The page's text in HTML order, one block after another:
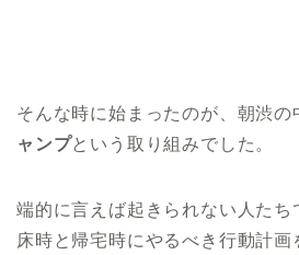
そんな時に始まったのが、朝渋の
ャンプという取り組みでした。
端的に言えば起きられない人たち
床時と帰宅時にやるべき行動計